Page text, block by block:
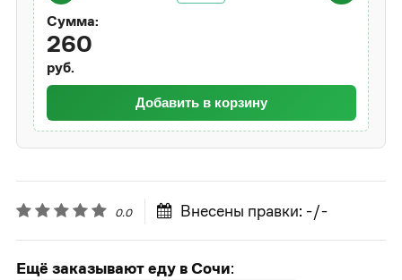
Сумма:
260
руб.
Добавить в корзину
0.0 Внесены правки: -/-
Ещё заказывают еду в Сочи: